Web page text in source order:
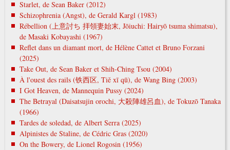
Starlet, de Sean Baker (2012)
Schizophrenia (Angst), de Gerald Kargl (1983)
Rébellion (上意討ち 拝領妻始末, Jōiuchi: Hairyō tsuma shimatsu),
de Masaki Kobayashi (1967)
Reflet dans un diamant mort, de Hélène Cattet et Bruno Forzani
(2025)
Take Out, de Sean Baker et Shih-Ching Tsou (2004)
À l'ouest des rails (铁西区, Tiě xī qū), de Wang Bing (2003)
I Got Heaven, de Mannequin Pussy (2024)
The Betrayal (Daisatsujin orochi, 大殺陣雄呂血), de Tokuzō Tanaka
(1966)
Tardes de soledad, de Albert Serra (2025)
Alpinistes de Staline, de Cédric Gras (2020)
On the Bowery, de Lionel Rogosin (1956)